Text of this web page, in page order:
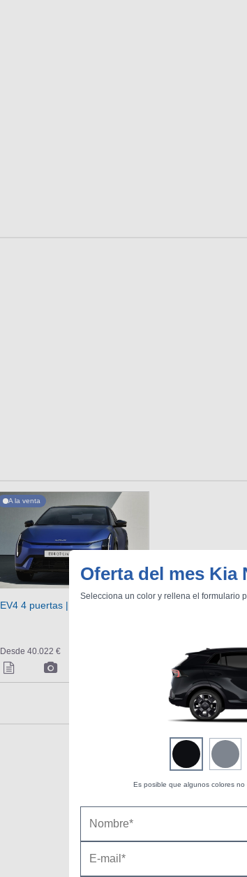
A la venta
EV4 4 puertas |
Desde 40.022 €
Oferta del mes Kia
Selecciona un color y rellena el formulario
Es posible que algunos colores